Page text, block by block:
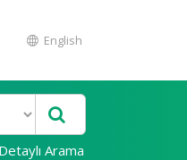
English
Detaylı Arama